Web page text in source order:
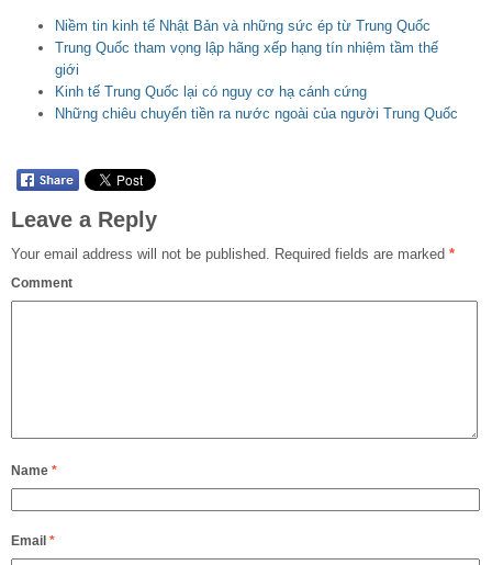
Niềm tin kinh tế Nhật Bản và những sức ép từ Trung Quốc
Trung Quốc tham vọng lập hãng xếp hạng tín nhiệm tầm thế
giới
Kinh tế Trung Quốc lại có nguy cơ hạ cánh cứng
Những chiêu chuyển tiền ra nước ngoài của người Trung Quốc
Leave a Reply
Your email address will not be published. Required fields are marked *
Comment
Name *
Email *